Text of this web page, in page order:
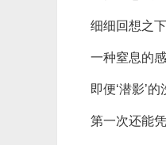
细细回想之
一种窒息的
即便‘潜影’
第一次还能